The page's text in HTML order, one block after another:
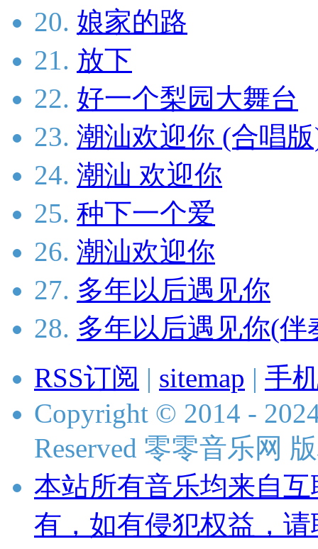
20. 娘家的路
21. 放下
22. 好一个梨园大舞台
23. 潮汕欢迎你 (合唱
24. 潮汕 欢迎你
25. 种下一个爱
26. 潮汕欢迎你
27. 多年以后遇见你
28. 多年以后遇见你(伴
RSS订阅 | sitemap | 手
Copyright © 2014 -
Reserved 零零音乐网
本站所有音乐均来自
有，如有侵犯权益，